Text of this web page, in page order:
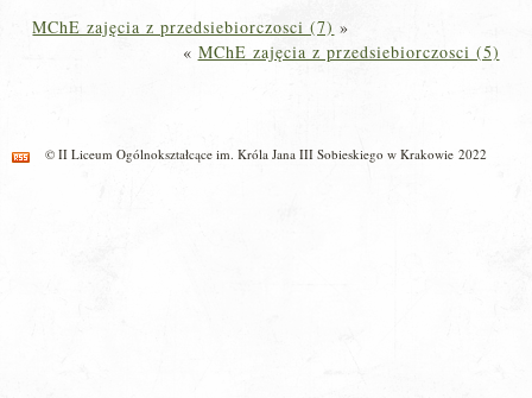
MChE zajęcia z przedsiebiorczosci (7) »
« MChE zajęcia z przedsiebiorczosci (5)
© II Liceum Ogólnokształcące im. Króla Jana III Sobieskiego w Krakowie 2022